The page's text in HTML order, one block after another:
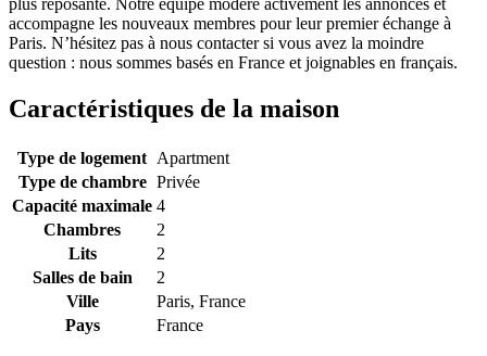
plus reposante. Notre équipe modère activement les annonces et
accompagne les nouveaux membres pour leur premier échange à
Paris. N’hésitez pas à nous contacter si vous avez la moindre
question : nous sommes basés en France et joignables en français.
Caractéristiques de la maison
Type de logement Apartment
Type de chambre Privée
Capacité maximale 4
Chambres
2
Lits
2
Salles de bain
2
Ville
Paris, France
Pays
France